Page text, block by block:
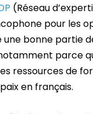
(Réseau
pour les
une bonne partie
parce
ressources de
en français.